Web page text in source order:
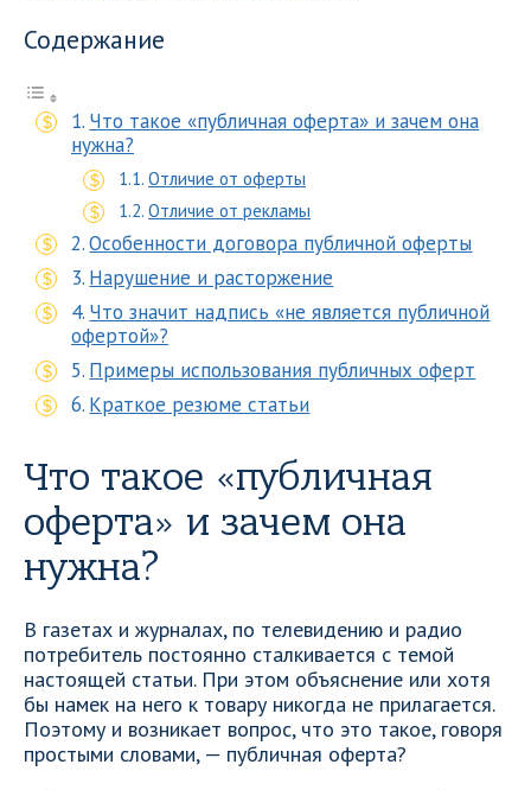
Содержание
Что такое «публичная оферта» и зачем она
нужна?
Отличие от оферты
Отличие от рекламы
Особенности договора публичной оферты
Нарушение и расторжение
Что значит надпись «не является публичной
офертой»?
Примеры использования публичных оферт
Краткое резюме статьи
Что такое «публичная
оферта» и зачем она
нужна?
В газетах и журналах, по телевидению и радио
потребитель постоянно сталкивается с темой
настоящей статьи. При этом объяснение или хотя
бы намек на него к товару никогда не прилагается.
Поэтому и возникает вопрос, что это такое, говоря
простыми словами, — публичная оферта?